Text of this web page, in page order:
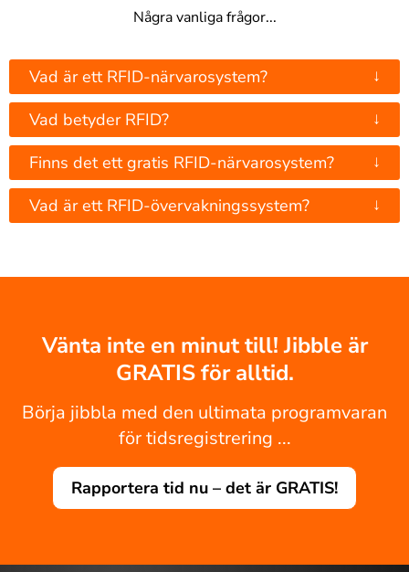
Några vanliga frågor...
Vad är ett RFID-närvarosystem? ↓
Vad betyder RFID? ↓
Finns det ett gratis RFID-närvarosystem? ↓
Vad är ett RFID-övervakningssystem? ↓
Vänta inte en minut till! Jibble är
GRATIS för alltid.
Börja jibbla med den ultimata programvaran
för tidsregistrering ...
Rapportera tid nu – det är GRATIS!